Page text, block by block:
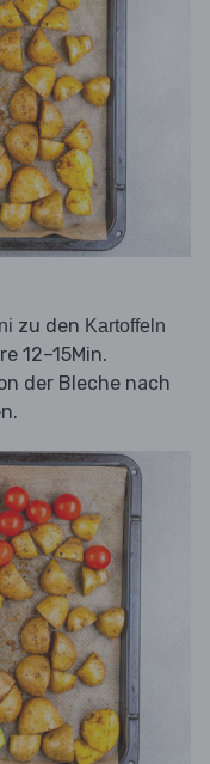
zu den Kartoffeln
12–15Min.
der Bleche nach